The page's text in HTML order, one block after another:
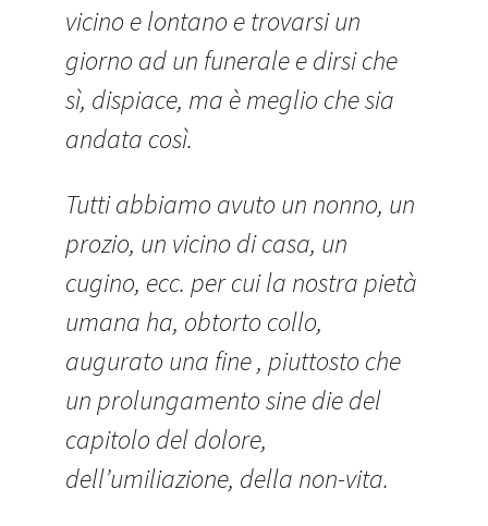
vicino e lontano e trovarsi un
giorno ad un funerale e dirsi che
sì, dispiace, ma è meglio che sia
andata così.
Tutti abbiamo avuto un nonno, un
prozio, un vicino di casa, un
cugino, ecc. per cui la nostra pietà
umana ha, obtorto collo,
augurato una fine , piuttosto che
un prolungamento sine die del
capitolo del dolore,
dell’umiliazione, della non-vita.